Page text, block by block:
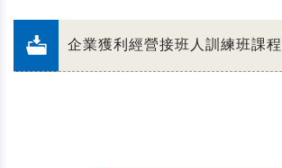
企業獲利經營接班人訓練班課